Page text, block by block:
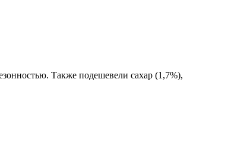
Также подешевели сахар (1,7%),